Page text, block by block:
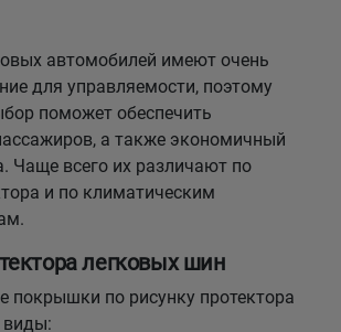
автомобилей имеют очень
для управляемости, поэтому
поможет обеспечить
а также экономичный
Чаще всего их различают по
и по климатическим
легковых шин
покрышки по рисунку протектора
виды: